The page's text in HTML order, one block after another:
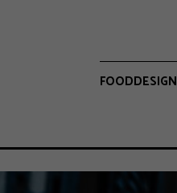
FOODDESIGN